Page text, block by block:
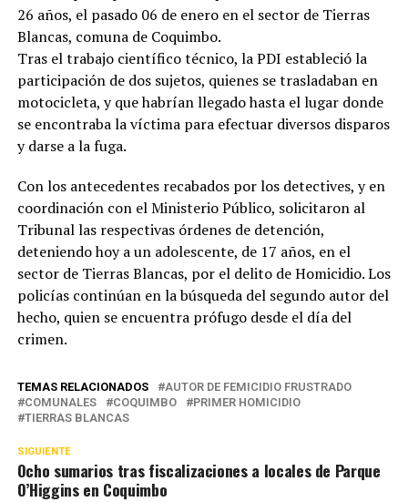
26 años, el pasado 06 de enero en el sector de Tierras
Blancas, comuna de Coquimbo.
Tras el trabajo científico técnico, la PDI estableció la
participación de dos sujetos, quienes se trasladaban en
motocicleta, y que habrían llegado hasta el lugar donde
se encontraba la víctima para efectuar diversos disparos
y darse a la fuga.
Con los antecedentes recabados por los detectives, y en
coordinación con el Ministerio Público, solicitaron al
Tribunal las respectivas órdenes de detención,
deteniendo hoy a un adolescente, de 17 años, en el
sector de Tierras Blancas, por el delito de Homicidio. Los
policías continúan en la búsqueda del segundo autor del
hecho, quien se encuentra prófugo desde el día del
crimen.
TEMAS RELACIONADOS
AUTOR DE FEMICIDIO FRUSTRADO
COMUNALES
COQUIMBO
PRIMER HOMICIDIO
TIERRAS BLANCAS
SIGUIENTE
Ocho sumarios tras fiscalizaciones a locales de Parque
O’Higgins en Coquimbo